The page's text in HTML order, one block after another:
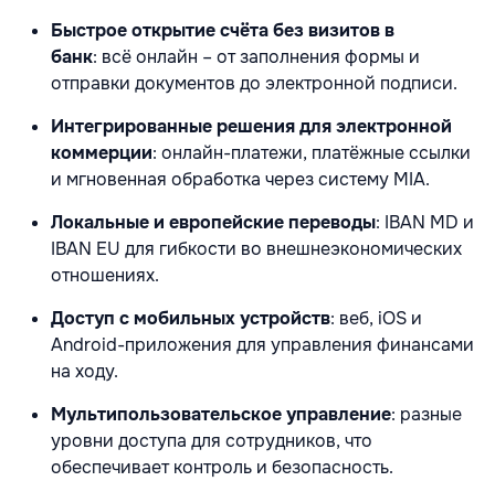
Быстрое открытие счёта без визитов в
банк: всё онлайн – от заполнения формы и
отправки документов до электронной подписи.
Интегрированные решения для электронной
коммерции: онлайн-платежи, платёжные ссылки
и мгновенная обработка через систему MIA.
Локальные и европейские переводы: IBAN MD и
IBAN EU для гибкости во внешнеэкономических
отношениях.
Доступ с мобильных устройств: веб, iOS и
Android-приложения для управления финансами
на ходу.
Мультипользовательское управление: разные
уровни доступа для сотрудников, что
обеспечивает контроль и безопасность.